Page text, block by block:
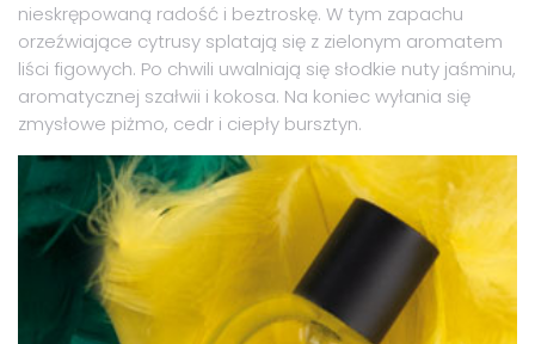
nieskrępowaną radość i beztroskę. W tym zapachu
orzeźwiające cytrusy splatają się z zielonym aromatem
liści figowych. Po chwili uwalniają się słodkie nuty jaśminu,
aromatycznej szałwii i kokosa. Na koniec wyłania się
zmysłowe piżmo, cedr i ciepły bursztyn.